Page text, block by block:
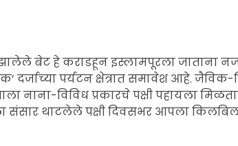
बेट हे कराडहून इस्लामपूरला जाताना
दर्जाच्या पर्यटन क्षेत्रात समावेश आहे. जैविक-
नाना-विविध प्रकारचे पक्षी पहायला
संसार थाटलेले पक्षी दिवसभर आपला